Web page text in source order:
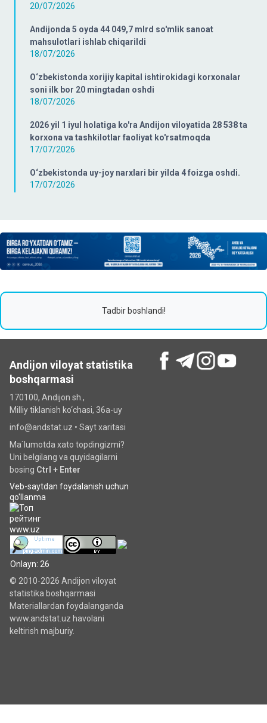
20/07/2026
Andijonda 5 oyda 44 049,7 mlrd so'mlik sanoat
mahsulotlari ishlab chiqarildi
18/07/2026
O‘zbekistonda xorijiy kapital ishtirokidagi korxonalar
soni ilk bor 20 mingtadan oshdi
18/07/2026
2026 yil 1 iyul holatiga ko'ra Andijon viloyatida 28 538 ta
korxona va tashkilotlar faoliyat ko'rsatmoqda
17/07/2026
O‘zbekistonda uy-joy narxlari bir yilda 4 foizga oshdi.
17/07/2026
Tadbir boshlandi!
Andijon viloyat statistika
boshqarmasi
170100, Andijon sh.,
Milliy tiklanish ko‘chаsi, 36a-uy
info@andstat.uz • Sayt xaritasi
Ma`lumotda xato topdingizmi?
Uni belgilang va quyidagilarni
bosing Ctrl + Enter
Veb-saytdan foydalanish uchun
qo'llanma
Onlayn: 26
© 2010-2026 Andijon viloyat
statistika boshqarmasi
Materiallardan foydalanganda
www.andstat.uz havolani
keltirish majburiy.